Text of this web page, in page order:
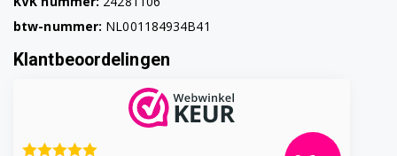
btw-nummer: NL001184934B41
Klantbeoordelingen